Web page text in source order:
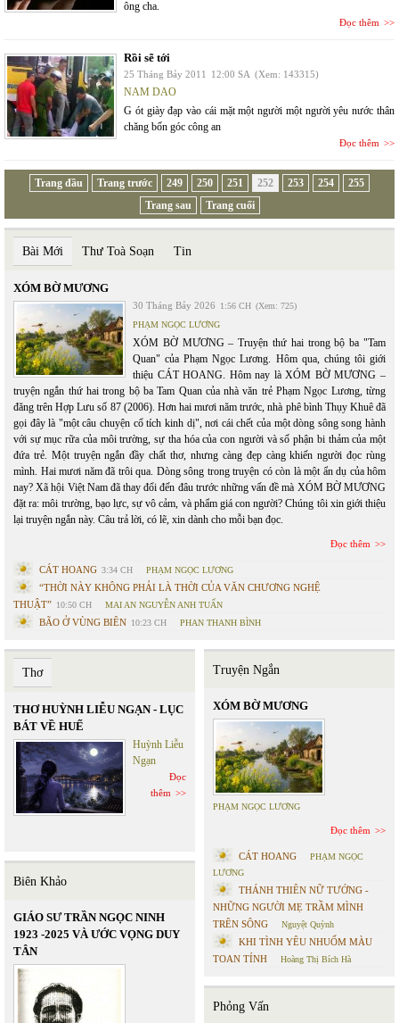
ông cha.
Đọc thêm
Rồi sẽ tới
25 Tháng Bảy 2011 12:00 SA (Xem: 143315)
NAM DAO
G ót giày đạp vào cái mặt một người một người yêu nước thân
chăng bốn góc công an
Đọc thêm
Trang đầu Trang trước 249 250 251 252 253 254
255
Trang sau
Trang cuối
Bài Mới Thư Toà Soạn Tin
XÓM BỜ MƯƠNG
30 Tháng Bảy 2026 1:56 CH (Xem: 725)
PHẠM NGỌC LƯƠNG
XÓM BỜ MƯƠNG – Truyện thứ hai trong bộ ba "Tam
Quan" của Phạm Ngọc Lương. Hôm qua, chúng tôi giới
thiệu CÁT HOANG. Hôm nay là XÓM BỜ MƯƠNG –
truyện ngắn thứ hai trong bộ ba Tam Quan của nhà văn trẻ Phạm Ngọc Lương, từng
đăng trên Hợp Lưu số 87 (2006). Hơn hai mươi năm trước, nhà phê bình Thụy Khuê đã
gọi đây là "một câu chuyện cổ tích kinh dị", nơi cái chết của một dòng sông song hành
với sự mục rữa của môi trường, sự tha hóa của con người và số phận bi thảm của một
đứa trẻ. Một truyện ngắn đầy chất thơ, nhưng càng đẹp càng khiến người đọc rùng
mình. Hai mươi năm đã trôi qua. Dòng sông trong truyện có còn là một ẩn dụ của hôm
nay? Xã hội Việt Nam đã thay đổi đến đâu trước những vấn đề mà XÓM BỜ MƯƠNG
đặt ra: môi trường, bạo lực, sự vô cảm, và phẩm giá con người? Chúng tôi xin giới thiệu
lại truyện ngắn này. Câu trả lời, có lẽ, xin dành cho mỗi bạn đọc.
Đọc thêm
CÁT HOANG 3:34 CH PHẠM NGỌC LƯƠNG
“THỜI NÀY KHÔNG PHẢI LÀ THỜI CỦA VĂN CHƯƠNG NGHỆ
THUẬT” 10:50 CH MAI AN NGUYỄN ANH TUẤN
BÃO Ở VÙNG BIÊN 10:23 CH PHAN THANH BÌNH
Thơ
THƠ HUỲNH LIỄU NGẠN - LỤC
BÁT VỀ HUẾ
Huỳnh Liễu
Ngạn
Đọc
thêm
Biên Khảo
GIÁO SƯ TRẦN NGỌC NINH
1923 -2025 VÀ ƯỚC VỌNG DUY
TÂN
Truyện Ngắn
XÓM BỜ MƯƠNG
PHẠM NGỌC LƯƠNG
Đọc thêm
CÁT HOANG
PHẠM NGỌC
LƯƠNG
THÁNH THIÊN NỮ TƯỚNG -
NHỮNG NGƯỜI MẸ TRẦM MÌNH
TRÊN SÔNG
Nguyệt Quỳnh
KHI TÌNH YÊU NHUỐM MÀU
TOAN TÍNH
Hoàng Thị Bích Hà
Phỏng Vấn